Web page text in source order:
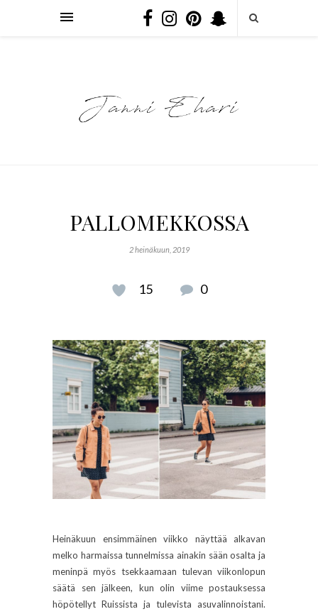
PALLOMEKKOSSA
2 heinäkuun, 2019
15 0
Heinäkuun ensimmäinen viikko näyttää alkavan
melko harmaissa tunnelmissa ainakin sään osalta ja
meninpä myös tsekkaamaan tulevan viikonlopun
säätä sen jälkeen, kun olin viime postauksessa
höpötellyt Ruissista ja tulevista asuvalinnoistani.